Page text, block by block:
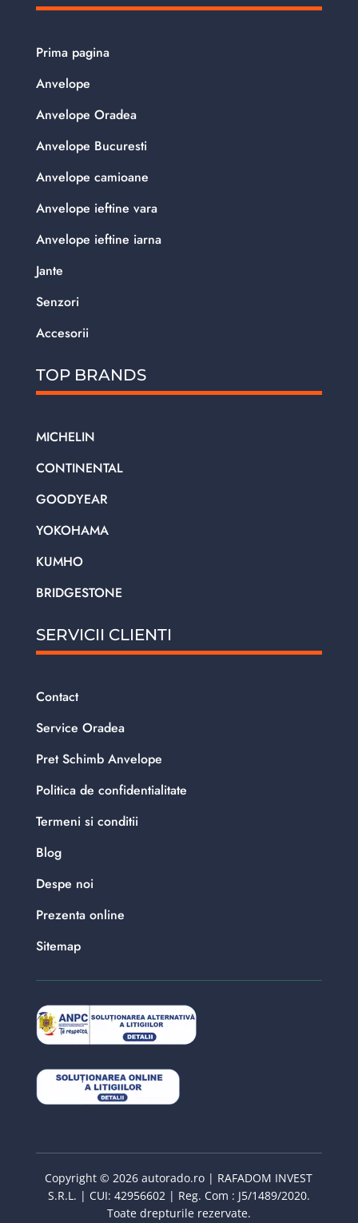
Prima pagina
Anvelope
Anvelope Oradea
Anvelope Bucuresti
Anvelope camioane
Anvelope ieftine vara
Anvelope ieftine iarna
Jante
Senzori
Accesorii
TOP BRANDS
MICHELIN
CONTINENTAL
GOODYEAR
YOKOHAMA
KUMHO
BRIDGESTONE
SERVICII CLIENTI
Contact
Service Oradea
Pret Schimb Anvelope
Politica de confidentialitate
Termeni si conditii
Blog
Despe noi
Prezenta online
Sitemap
Copyright © 2026 autorado.ro | RAFADOM INVEST
S.R.L. | CUI: 42956602 | Reg. Com : J5/1489/2020.
Toate drepturile rezervate.